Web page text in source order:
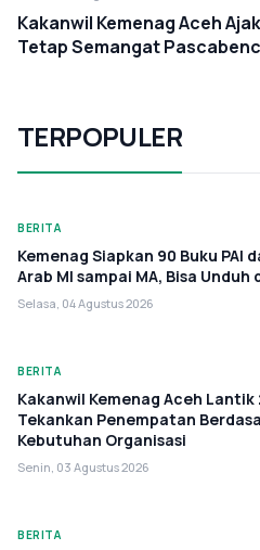
Kakanwil Kemenag Aceh
Tetap Semangat
TERPOPULER
BERITA
Kemenag Siapkan 90 Buku PAI
Arab MI sampai MA, Bisa Unduh
Selasa, 04 Agustus 2026
BERITA
Kakanwil Kemenag Aceh Lantik
Tekankan Penempatan
Kebutuhan Organisasi
Senin, 03 Agustus 2026
BERITA